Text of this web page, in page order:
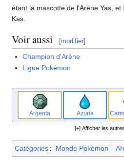
étant la mascotte de l'Arène Yas, et
Kas.
Voir aussi [modifier]
Champion d'Arène
Ligue Pokémon
Argenta Azuria
[+] Afficher les
Catégories : Monde Pokémon